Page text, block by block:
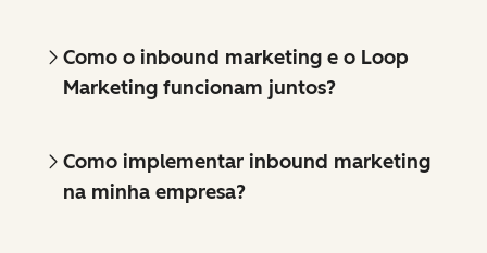
Como o inbound marketing e o Loop
Marketing funcionam juntos?
Como implementar inbound marketing
na minha empresa?